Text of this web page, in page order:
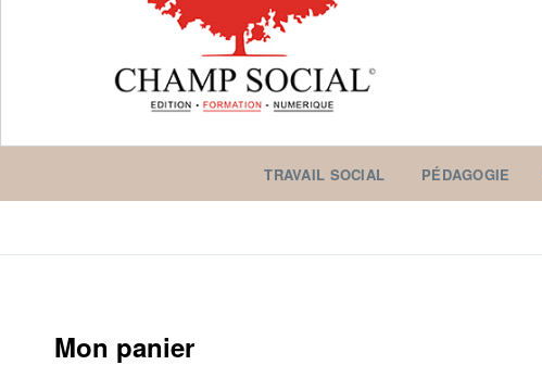
TRAVAIL SOCIAL PÉDAGOGIE
Mon panier